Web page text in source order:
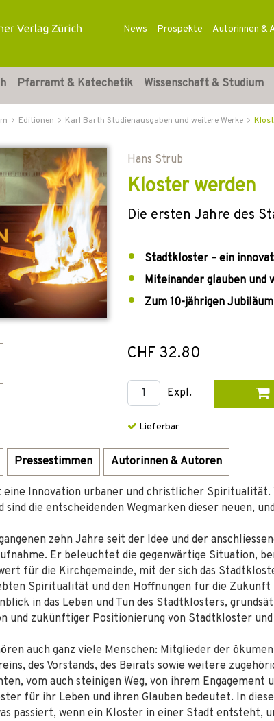
News Prospekte Autorinnen &
Pfarramt & Katechetik Wissenschaft & Studium
Editionen Karl Barth Studienausgaben und weitere Werke
Hans Strub
Kloster werden
Die ersten Jahre des
Stadtkloster – ein
Miteinander glauben und
Zum 10-jährigen
CHF 32.80
Expl.
Lieferbar
Pressestimmen Autorinnen & Autoren
Innovation urbaner und christlicher Spiritualität.
sind die entscheidenden Wegmarken dieser neuen,
zehn Jahre seit der Idee und der
Er beleuchtet die gegenwärtige Situation,
für die Kirchgemeinde, mit der sich das
Spiritualität und den Hoffnungen für die Zukunft
in das Leben und Tun des Stadtklosters,
und zukünftiger Positionierung von Stadtkloster
auch ganz viele Menschen: Mitglieder der
des Vorstands, des Beirats sowie weitere
vom auch steinigen Weg, von ihrem Engagement
für ihr Leben und ihren Glauben bedeutet. In
passiert, wenn ein Kloster in einer Stadt entsteht,